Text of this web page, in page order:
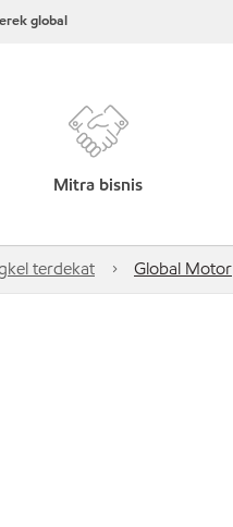
global
Mitra bisnis
terdekat Global Motor